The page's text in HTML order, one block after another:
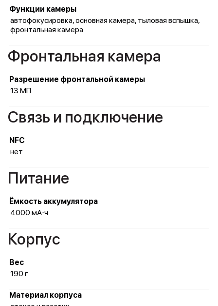
Функции камеры
автофокусировка, основная камера, тыловая вспышка,
фронтальная камера
Фронтальная камера
Разрешение фронтальной камеры
13 МП
Связь и подключение
NFC
нет
Питание
Ёмкость аккумулятора
4000 мА⋅ч
Корпус
Вес
190 г
Материал корпуса